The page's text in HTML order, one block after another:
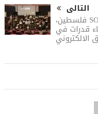
التالى
بالشراكة مع منظمة قرى الاطفال SOS فلسطين،
قدرات في
الالكتروني